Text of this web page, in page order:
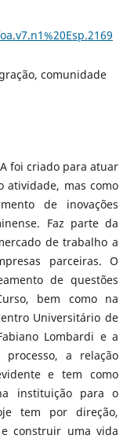
comunidade
foi criado para atuar
atividade, mas como
de inovações
Faz parte da
de trabalho a
parceiras. O
de questões
bem como na
Universitário de
Lombardi e a
processo, a relação
e tem como
instituição para o
tem por direção,
construir uma vida